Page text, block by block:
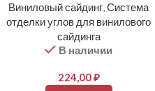
Виниловый сайдинг,Система
отделки углов для винилового
сайдинга
В наличии
224,00₽